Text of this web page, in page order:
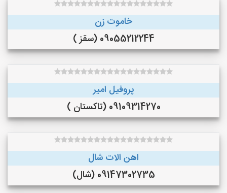
خاموت زن
09055212244 (سقز )
پروفیل امیر
09109314270 (تاکستان )
اهن الات شال
09147302735 (شال)